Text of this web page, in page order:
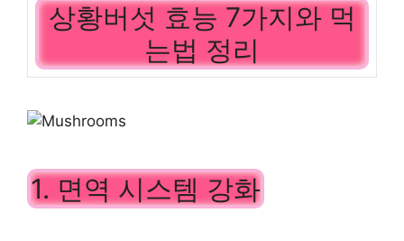
상황버섯 효능 7가지와 먹
는법 정리
1. 면역 시스템 강화